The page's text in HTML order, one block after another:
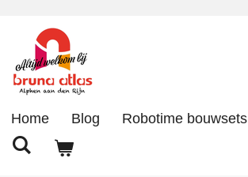
Home Blog Robotime bouwsets